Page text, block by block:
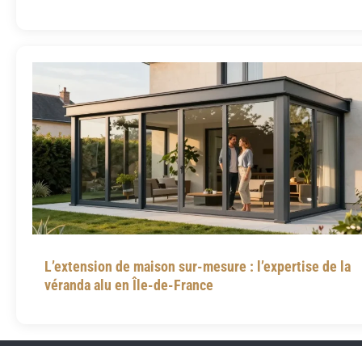
L’extension de maison sur-mesure : l’expertise de la
véranda alu en Île-de-France